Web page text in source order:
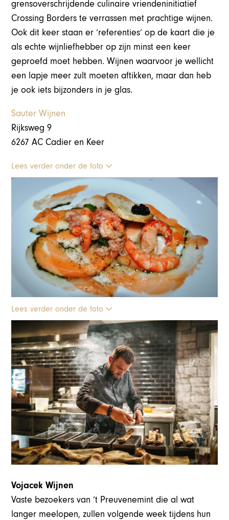
grensoverschrijdende culinaire vriendeninitiatief
Crossing Borders te verrassen met prachtige wijnen.
Ook dit keer staan er ‘referenties’ op de kaart die je
als echte wijnliefhebber op zijn minst een keer
geproefd moet hebben. Wijnen waarvoor je wellicht
een lapje meer zult moeten aftikken, maar dan heb
je ook iets bijzonders in je glas.
Sauter Wijnen
Rijksweg 9
6267 AC Cadier en Keer
Lees verder onder de foto
Lees verder onder de foto
Vojacek Wijnen
Vaste bezoekers van ’t Preuvenemint die al wat
langer meelopen, zullen volgende week tijdens hun